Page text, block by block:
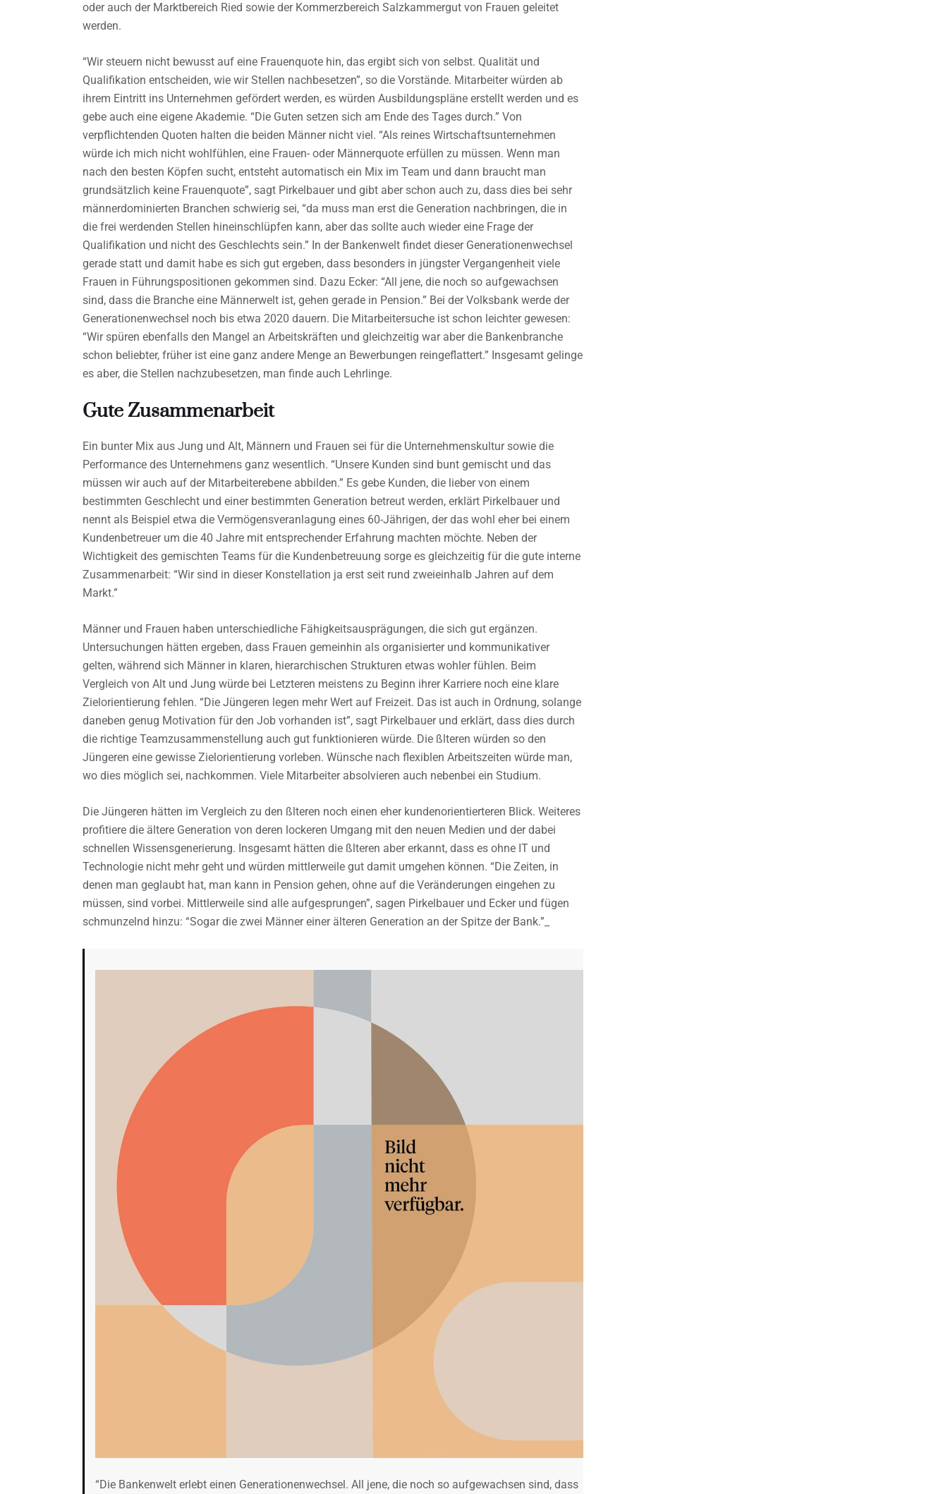
oder auch der Marktbereich Ried sowie der Kommerzbereich Salzkammergut von Frauen geleitet
werden.
“Wir steuern nicht bewusst auf eine Frauenquote hin, das ergibt sich von selbst. Qualität und
Qualifikation entscheiden, wie wir Stellen nachbesetzen”, so die Vorstände. Mitarbeiter würden ab
ihrem Eintritt ins Unternehmen gefördert werden, es würden Ausbildungspläne erstellt werden und es
gebe auch eine eigene Akademie. “Die Guten setzen sich am Ende des Tages durch.” Von
verpflichtenden Quoten halten die beiden Männer nicht viel. “Als reines Wirtschaftsunternehmen
würde ich mich nicht wohlfühlen, eine Frauen- oder Männerquote erfüllen zu müssen. Wenn man
nach den besten Köpfen sucht, entsteht automatisch ein Mix im Team und dann braucht man
grundsätzlich keine Frauenquote”, sagt Pirkelbauer und gibt aber schon auch zu, dass dies bei sehr
männerdominierten Branchen schwierig sei, “da muss man erst die Generation nachbringen, die in
die frei werdenden Stellen hineinschlüpfen kann, aber das sollte auch wieder eine Frage der
Qualifikation und nicht des Geschlechts sein.” In der Bankenwelt findet dieser Generationenwechsel
gerade statt und damit habe es sich gut ergeben, dass besonders in jüngster Vergangenheit viele
Frauen in Führungspositionen gekommen sind. Dazu Ecker: “All jene, die noch so aufgewachsen
sind, dass die Branche eine Männerwelt ist, gehen gerade in Pension.” Bei der Volksbank werde der
Generationenwechsel noch bis etwa 2020 dauern. Die Mitarbeitersuche ist schon leichter gewesen:
“Wir spüren ebenfalls den Mangel an Arbeitskräften und gleichzeitig war aber die Bankenbranche
schon beliebter, früher ist eine ganz andere Menge an Bewerbungen reingeflattert.” Insgesamt gelinge
es aber, die Stellen nachzubesetzen, man finde auch Lehrlinge.
Gute Zusammenarbeit
Ein bunter Mix aus Jung und Alt, Männern und Frauen sei für die Unternehmenskultur sowie die
Performance des Unternehmens ganz wesentlich. “Unsere Kunden sind bunt gemischt und das
müssen wir auch auf der Mitarbeiterebene abbilden.” Es gebe Kunden, die lieber von einem
bestimmten Geschlecht und einer bestimmten Generation betreut werden, erklärt Pirkelbauer und
nennt als Beispiel etwa die Vermögensveranlagung eines 60-Jährigen, der das wohl eher bei einem
Kundenbetreuer um die 40 Jahre mit entsprechender Erfahrung machten möchte. Neben der
Wichtigkeit des gemischten Teams für die Kundenbetreuung sorge es gleichzeitig für die gute interne
Zusammenarbeit: “Wir sind in dieser Konstellation ja erst seit rund zweieinhalb Jahren auf dem
Markt.”
Männer und Frauen haben unterschiedliche Fähigkeitsausprägungen, die sich gut ergänzen.
Untersuchungen hätten ergeben, dass Frauen gemeinhin als organisierter und kommunikativer
gelten, während sich Männer in klaren, hierarchischen Strukturen etwas wohler fühlen. Beim
Vergleich von Alt und Jung würde bei Letzteren meistens zu Beginn ihrer Karriere noch eine klare
Zielorientierung fehlen. “Die Jüngeren legen mehr Wert auf Freizeit. Das ist auch in Ordnung, solange
daneben genug Motivation für den Job vorhanden ist”, sagt Pirkelbauer und erklärt, dass dies durch
die richtige Teamzusammenstellung auch gut funktionieren würde. Die ßlteren würden so den
Jüngeren eine gewisse Zielorientierung vorleben. Wünsche nach flexiblen Arbeitszeiten würde man,
wo dies möglich sei, nachkommen. Viele Mitarbeiter absolvieren auch nebenbei ein Studium.
Die Jüngeren hätten im Vergleich zu den ßlteren noch einen eher kundenorientierteren Blick. Weiteres
profitiere die ältere Generation von deren lockeren Umgang mit den neuen Medien und der dabei
schnellen Wissensgenerierung. Insgesamt hätten die ßlteren aber erkannt, dass es ohne IT und
Technologie nicht mehr geht und würden mittlerweile gut damit umgehen können. “Die Zeiten, in
denen man geglaubt hat, man kann in Pension gehen, ohne auf die Veränderungen eingehen zu
müssen, sind vorbei. Mittlerweile sind alle aufgesprungen”, sagen Pirkelbauer und Ecker und fügen
schmunzelnd hinzu: “Sogar die zwei Männer einer älteren Generation an der Spitze der Bank.”_
“Die Bankenwelt erlebt einen Generationenwechsel. All jene, die noch so aufgewachsen sind, dass